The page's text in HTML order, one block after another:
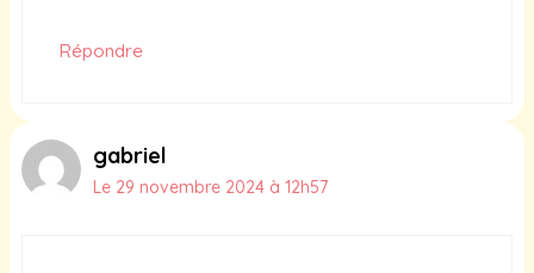
Répondre
gabriel
Le 29 novembre 2024 à 12h57